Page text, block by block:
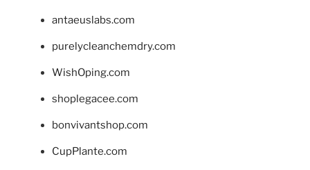
antaeuslabs.com
purelycleanchemdry.com
WishOping.com
shoplegacee.com
bonvivantshop.com
CupPlante.com